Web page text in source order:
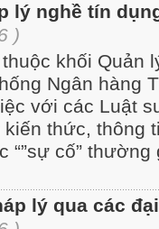
lý nghề tín
)
khối Quản
Ngân hàng
với các Luật
thức, thông
“”sự cố”
lý qua các